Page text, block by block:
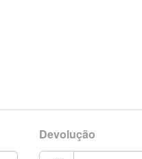
Devolução